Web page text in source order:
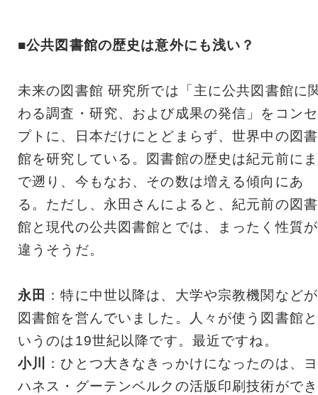
■公共図書館の歴史は意外にも浅い？
未来の図書館 研究所では「主に公共図書館に
わる調査・研究、および成果の発信」をコンセ
プトに、日本だけにとどまらず、世界中の図書
館を研究している。図書館の歴史は紀元前にま
で遡り、今もなお、その数は増える傾向にあ
る。ただし、永田さんによると、紀元前の図書
館と現代の公共図書館とでは、まったく性質が
違うそうだ。
永田
：特に中世以降は、大学や宗教機関などが
図書館を営んでいました。人々が使う図書館と
いうのは19世紀以降です。最近ですね。
小川
：ひとつ大きなきっかけになったのは、ヨ
ハネス・グーテンベルクの活版印刷技術ができ